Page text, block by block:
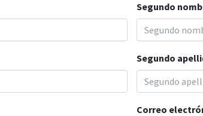
Segundo
Segundo
Correo